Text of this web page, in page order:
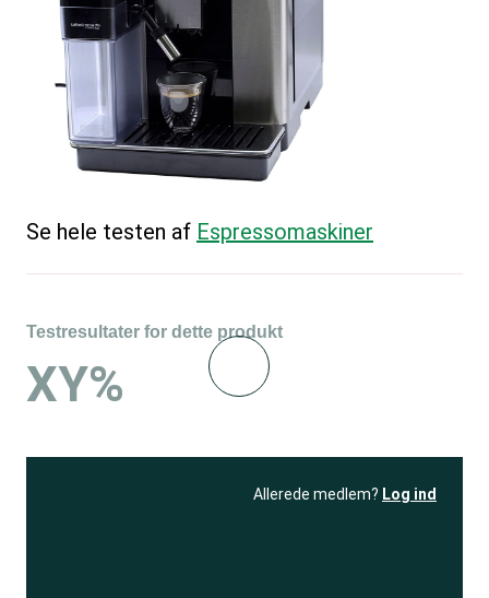
Se hele testen af Espressomaskiner
Testresultater for dette produkt
XY%
Allerede medlem? Log ind